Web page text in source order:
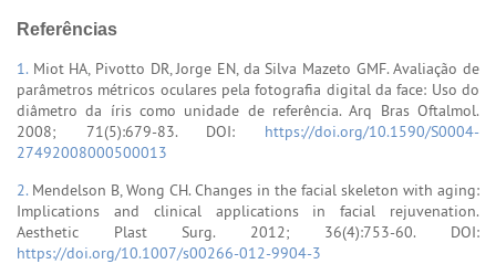
Referências
1. Miot HA, Pivotto DR, Jorge EN, da Silva Mazeto GMF. Avaliação de
parâmetros métricos oculares pela fotografia digital da face: Uso do
diâmetro da íris como unidade de referência. Arq Bras Oftalmol.
2008; 71(5):679-83. DOI: https://doi.org/10.1590/S0004-
27492008000500013
2. Mendelson B, Wong CH. Changes in the facial skeleton with aging:
Implications and clinical applications in facial rejuvenation.
Aesthetic Plast Surg. 2012; 36(4):753-60. DOI:
https://doi.org/10.1007/s00266-012-9904-3